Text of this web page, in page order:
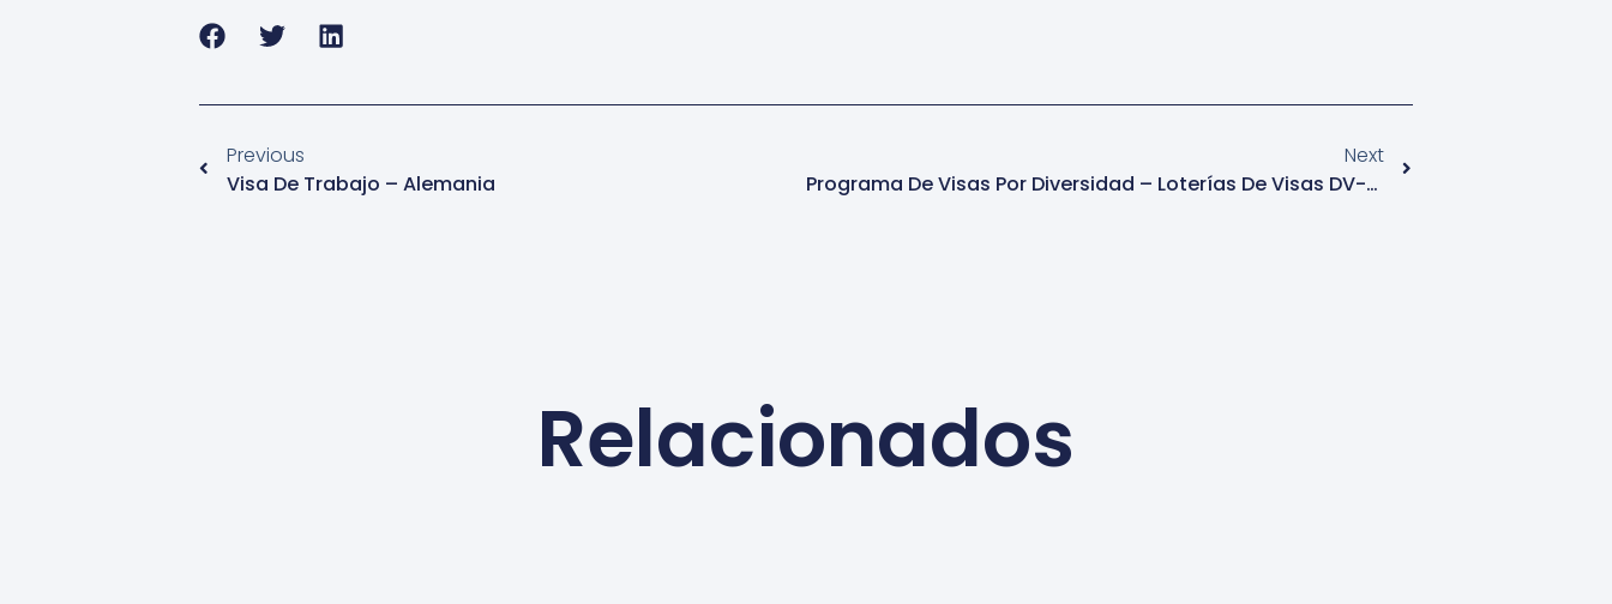
Previous
Visa De Trabajo – Alemania
Next
Programa De Visas Por Diversidad – Loterías De Visas DV-2020 – EEUU
Relacionados